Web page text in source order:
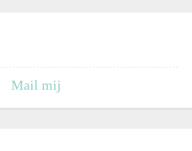
Mail mij